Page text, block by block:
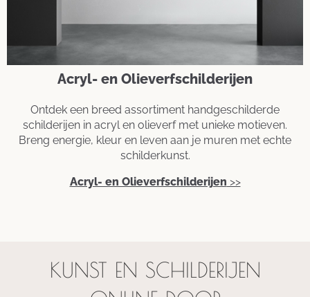
Acryl- en Olieverfschilderijen
Ontdek een breed assortiment handgeschilderde
schilderijen in acryl en olieverf met unieke motieven.
Breng energie, kleur en leven aan je muren met echte
schilderkunst.
Acryl- en Olieverfschilderijen >>
KUNST EN SCHILDERIJEN